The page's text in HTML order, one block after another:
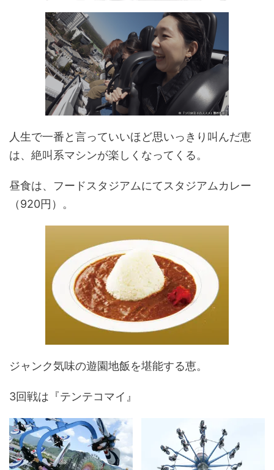
人生で一番と言っていいほど思いっきり叫んだ恵
は、絶叫系マシンが楽しくなってくる。
昼食は、フードスタジアムにてスタジアムカレー
（920円）。
ジャンク気味の遊園地飯を堪能する恵。
3回戦は『テンテコマイ』